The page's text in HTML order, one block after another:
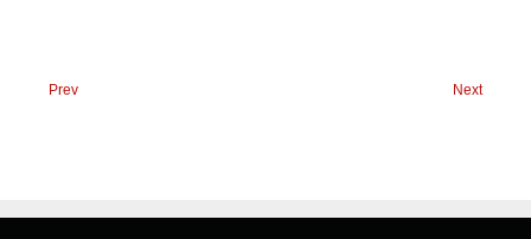
Prev Next